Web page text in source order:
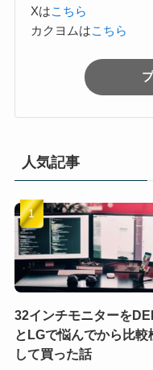
Xはこちら
カクヨムはこちら
人気記事
32インチモニターを
とLGで悩んでから比較
して買った話